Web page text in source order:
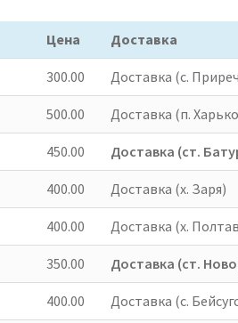
Цена Доставка
300.00 Доставка (с.
500.00 Доставка (п.
450.00 Доставка (ст.
400.00 Доставка (х. Заря)
400.00 Доставка (х.
350.00 Доставка (ст.
400.00 Доставка (с.